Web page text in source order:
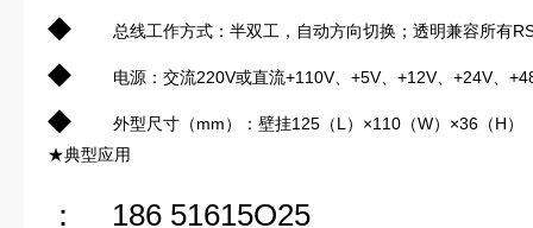
◆ 总线工作方式：半双工，自动方向切换；透明兼容所有
◆ 电源：交流220V或直流+110V、+5V、+12V、+24V、
◆
外型尺寸（mm）：壁挂125（L）×110（W）×36（H）
★典型应用
： 186 51615O25